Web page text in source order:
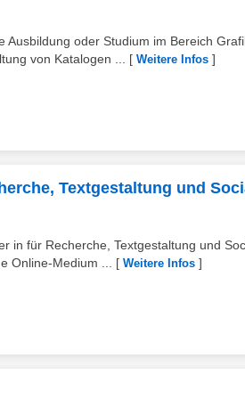
oder Studium im Bereich
von Katalogen ...
[ Weitere Infos ]
Textgestaltung und
in für Recherche, Textgestaltung und
Online-Medium ...
[ Weitere Infos ]